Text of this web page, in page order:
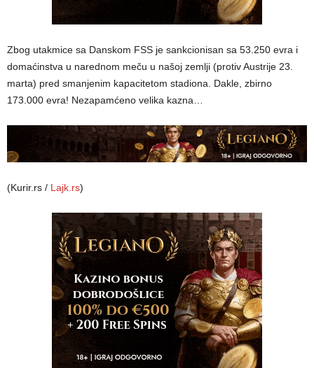
Zbog utakmice sa Danskom FSS je sankcionisan sa 53.250 evra i
domaćinstva u narednom meču u našoj zemlji (protiv Austrije 23.
marta) pred smanjenim kapacitetom stadiona. Dakle, zbirno
173.000 evra! Nezapamćeno velika kazna…
(Kurir.rs / Lajk.rs)